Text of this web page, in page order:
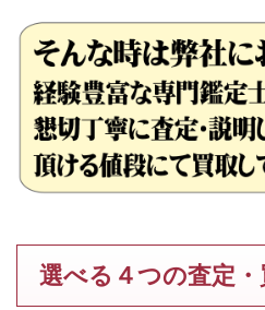
選べる４つの査定